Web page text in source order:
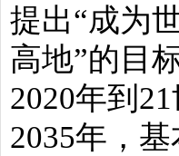
提出“成为
高地”的目
2020年到
2035年，